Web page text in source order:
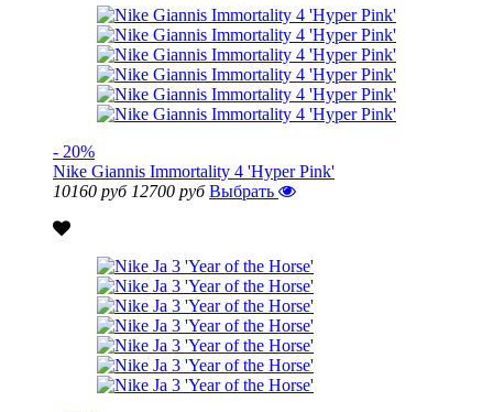
- 20%
Nike Giannis Immortality 4 'Hyper Pink'
10160 руб 12700 руб Выбрать